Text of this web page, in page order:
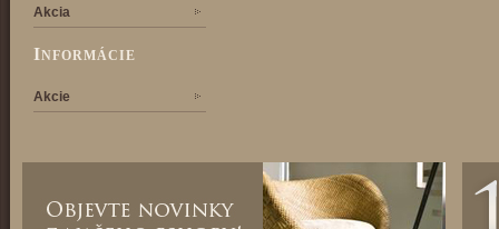
Akcia
INFORMÁCIE
Akcie